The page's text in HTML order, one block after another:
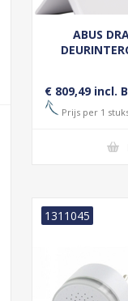
ABUS
€ 809,49 incl.
Prijs per 1
1311045